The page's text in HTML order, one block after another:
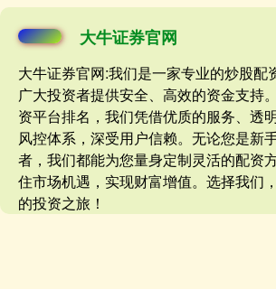
大牛证券官网
大牛证券官网:我们是一家专业的炒股配
广大投资者提供安全、高效的资金支持
资平台排名，我们凭借优质的服务、透
风控体系，深受用户信赖。无论您是新
者，我们都能为您量身定制灵活的配资
住市场机遇，实现财富增值。选择我们
的投资之旅！